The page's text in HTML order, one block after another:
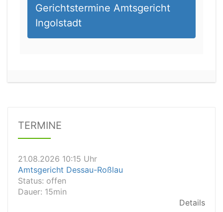
Gerichtstermine Amtsgericht
Ingolstadt
TERMINE
21.08.2026 10:15 Uhr
Status:offen
Dauer: 15min
21.08.2026 10:10 Uhr